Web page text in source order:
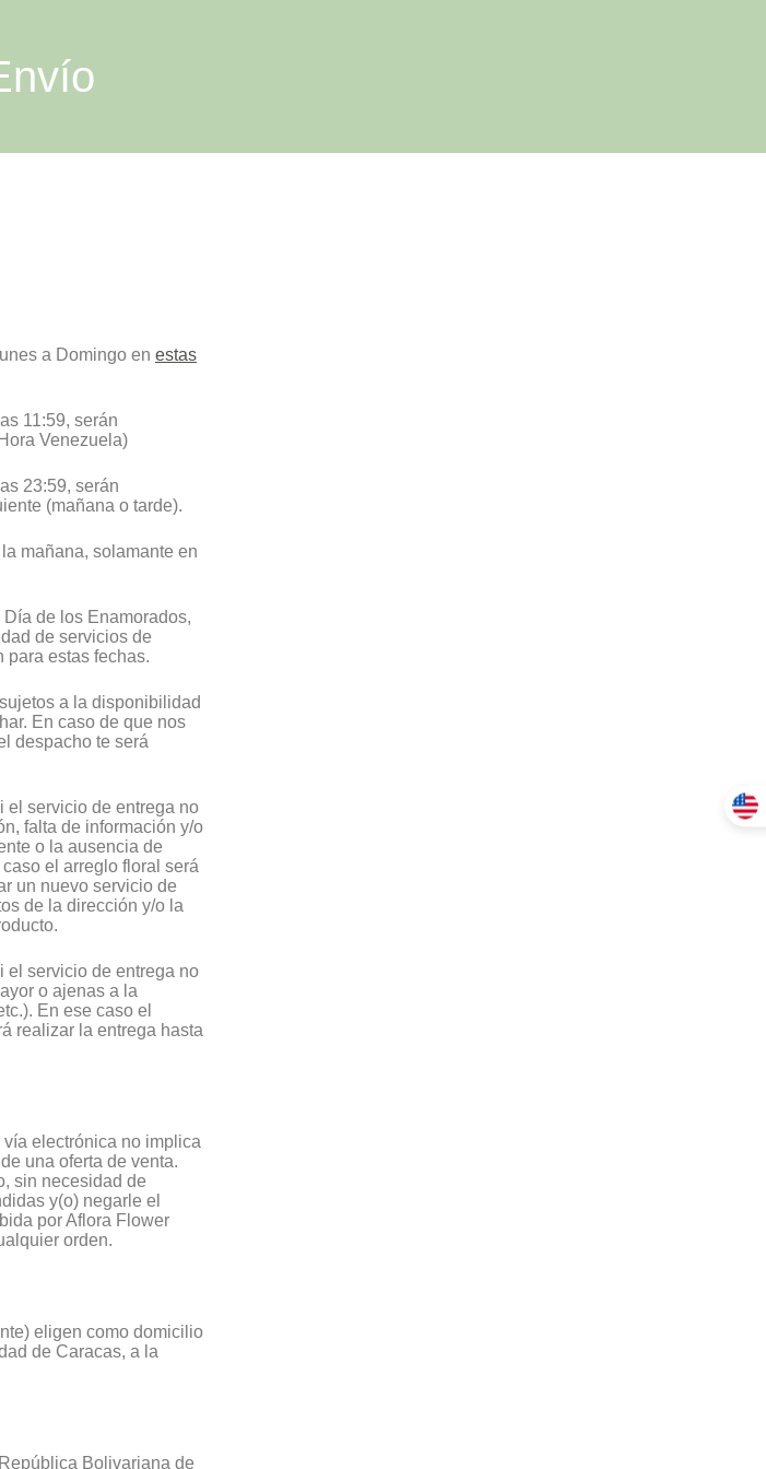
a Domingo en estas
11:59, serán
Venezuela)
23:59, serán
(mañana o tarde).
mañana, solamante en
de los Enamorados,
de servicios de
para estas fechas.
a la disponibilidad
En caso de que nos
despacho te será
el servicio de entrega no
falta de información y/o
o la ausencia de
el arreglo floral será
un nuevo servicio de
de la dirección y/o la
el servicio de entrega no
o ajenas a la
En ese caso el
realizar la entrega hasta
electrónica no implica
una oferta de venta.
sin necesidad de
y(o) negarle el
por Aflora Flower
orden.
eligen como domicilio
de Caracas, a la
Bolivariana de